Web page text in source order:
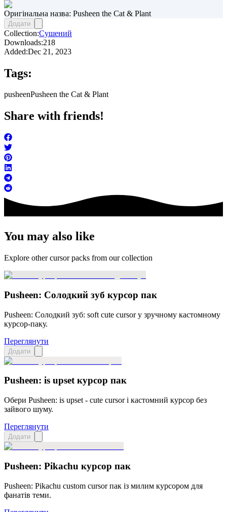
Оригінальна назва: Pusheen the Cat & Plant
Додати
Collection:Сушений
Downloads:218
Added:Dec 21, 2023
Tags:
pusheenPusheen the Cat & Plant
Share with friends!
You may also like
Explore other cursor packs from our collection
Pusheen: Солодкий зуб курсор пак
Pusheen: Солодкий зуб: soft cute cursor у зручному кастомному
курсор-паку.
Переглянути
Додати
Pusheen: is upset курсор пак
Обери Pusheen: is upset - cute cursor і кастомний курсор без
зайвого шуму.
Переглянути
Додати
Pusheen: Pikachu курсор пак
Pusheen: Pikachu custom cursor пак із милим курсором для
фанатів теми.